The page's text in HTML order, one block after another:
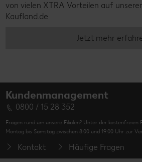
von vielen XTRA Vorteilen auf
Kaufland.de
Jetzt mehr
Kundenmanagement
0800 / 15 28 352
Fragen rund um unsere Filialen? Unter der
Montag bis Samstag zwischen 8:00 und 19:00 Uhr zur
Kontakt Häufige Fragen